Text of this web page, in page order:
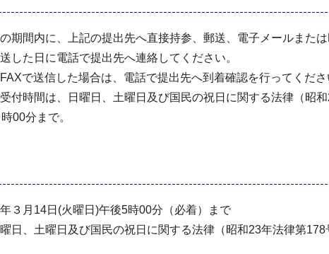
期間内に、上記の提出先へ直接持参、郵送、電子メールまたは
した日に電話で提出先へ連絡してください。
で送信した場合は、電話で提出先へ到着確認を行ってくださ
付時間は、日曜日、土曜日及び国民の祝日に関する法律（昭
00分まで。
３月14日(火曜日)午後5時00分（必着）まで
日、土曜日及び国民の祝日に関する法律（昭和23年法律第